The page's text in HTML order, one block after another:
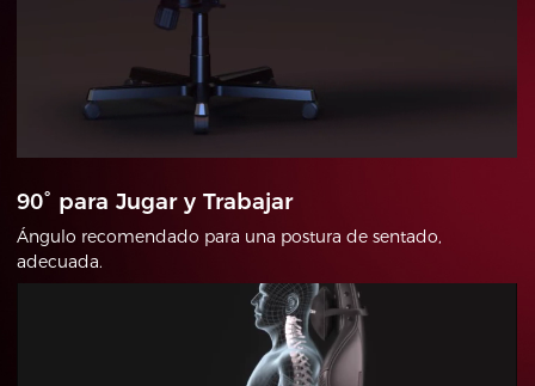
90° para Jugar y Trabajar
Ángulo recomendado para una postura de sentado,
adecuada.